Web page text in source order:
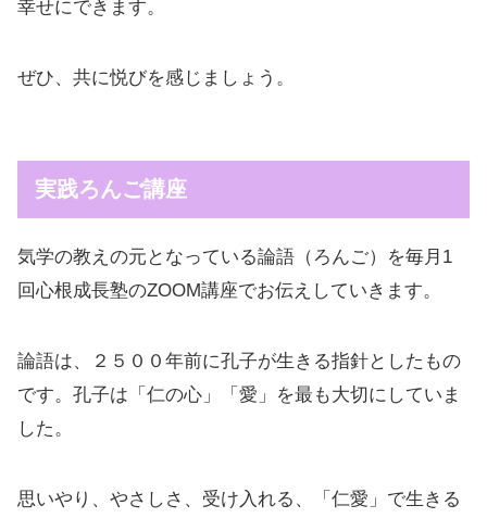
幸せにできます。
ぜひ、共に悦びを感じましょう。
実践ろんご講座
気学の教えの元となっている論語（ろんご）を毎月1
回心根成長塾のZOOM講座でお伝えしていきます。
論語は、２５００年前に孔子が生きる指針としたもの
です。孔子は「仁の心」「愛」を最も大切にしていま
した。
思いやり、やさしさ、受け入れる、「仁愛」で生きる